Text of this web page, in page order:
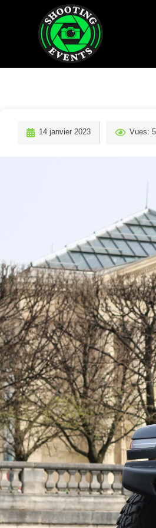
14 janvier 2023 Vues: